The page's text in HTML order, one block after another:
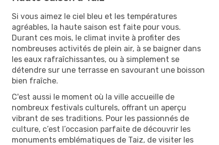
Si vous aimez le ciel bleu et les températures
agréables, la haute saison est faite pour vous.
Durant ces mois, le climat invite à profiter des
nombreuses activités de plein air, à se baigner dans
les eaux rafraîchissantes, ou à simplement se
détendre sur une terrasse en savourant une boisson
bien fraîche.
C'est aussi le moment où la ville accueille de
nombreux festivals culturels, offrant un aperçu
vibrant de ses traditions. Pour les passionnés de
culture, c’est l’occasion parfaite de découvrir les
monuments emblématiques de Taiz, de visiter les